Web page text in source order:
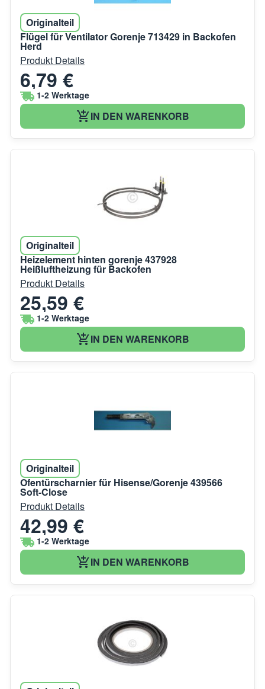
Originalteil
Flügel für Ventilator Gorenje 713429 in Backofen
Herd
Produkt Details
6,79 €
1-2 Werktage
IN DEN WARENKORB
Originalteil
Heizelement hinten gorenje 437928
Heißluftheizung für Backofen
Produkt Details
25,59 €
1-2 Werktage
IN DEN WARENKORB
Originalteil
Ofentürscharnier für Hisense/Gorenje 439566
Soft-Close
Produkt Details
42,99 €
1-2 Werktage
IN DEN WARENKORB